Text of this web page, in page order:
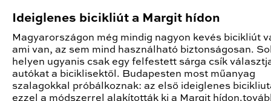
Ideiglenes bicikliút a Margit hídon
Magyarországon még mindig nagyon kevés bicikliút
ami van, az sem mind használható biztonságosan.
helyen ugyanis csak egy felfestett sárga csík
autókat a biciklisektől. Budapesten most műanyag
szalagokkal próbálkoznak: az első ideiglenes
ezzel a módszerrel alakították ki a Margit